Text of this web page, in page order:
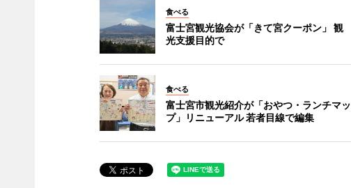
食べる
富士宮観光協会が「きて宮クーポン」 観
光支援目的で
食べる
富士宮市観光紹介が「おやつ・ランチマッ
プ」リニューアル 若者目線で編集